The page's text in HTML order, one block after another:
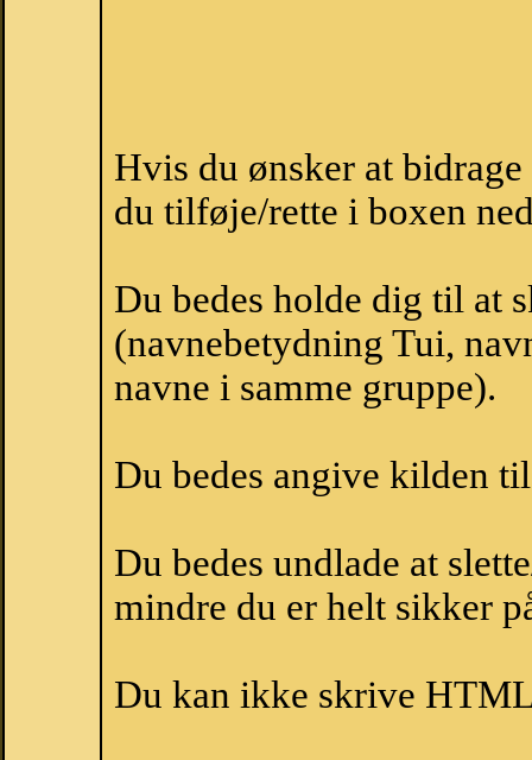
Hvis du ønsker at
du tilføje/rette i boxen
Du bedes holde dig til at
(navnebetydning Tui,
navne i samme gruppe).
Du bedes angive kilden
Du bedes undlade at
mindre du er helt sikker
Du kan ikke skrive